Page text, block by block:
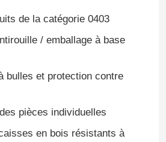
de la catégorie 0403
/ emballage à base
bulles et protection contre
pièces individuelles
en bois résistants à